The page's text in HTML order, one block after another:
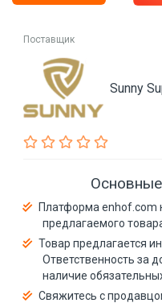
Поставщик
Sunny
Основные
Платформа enhof.com
предлагаемого
Товар предлагается
Ответственность за
наличие
Свяжитесь с